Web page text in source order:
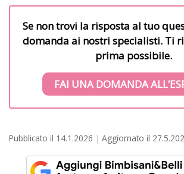
Se non trovi la risposta al tuo
domanda ai nostri specialisti. Ti
prima possibile.
FAI UNA DOMANDA
Pubblicato il 14.1.2026 Aggiornato il